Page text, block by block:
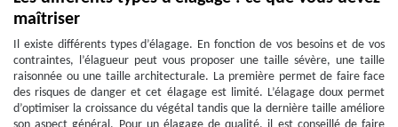
maîtriser
Il existe différents types d’élagage. En fonction de vos besoins et de vos
contraintes, l’élagueur peut vous proposer une taille sévère, une taille
raisonnée ou une taille architecturale. La première permet de faire face
des risques de danger et cet élagage est limité. L’élagage doux permet
d’optimiser la croissance du végétal tandis que la dernière taille améliore